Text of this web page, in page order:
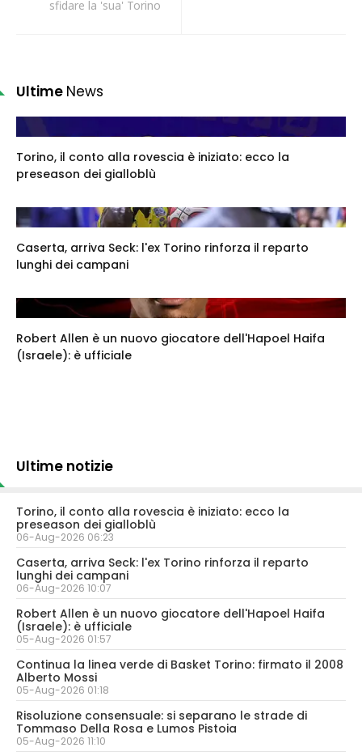
sfidare la 'sua' Torino
Ultime News
Torino, il conto alla rovescia è iniziato: ecco la
preseason dei gialloblù
Caserta, arriva Seck: l'ex Torino rinforza il reparto
lunghi dei campani
Robert Allen è un nuovo giocatore dell'Hapoel Haifa
(Israele): è ufficiale
Ultime notizie
Torino, il conto alla rovescia è iniziato: ecco la
preseason dei gialloblù
06-Aug-2026 06:23
Caserta, arriva Seck: l'ex Torino rinforza il reparto
lunghi dei campani
06-Aug-2026 10:07
Robert Allen è un nuovo giocatore dell'Hapoel Haifa
(Israele): è ufficiale
05-Aug-2026 01:57
Continua la linea verde di Basket Torino: firmato il 2008
Alberto Mossi
05-Aug-2026 01:18
Risoluzione consensuale: si separano le strade di
Tommaso Della Rosa e Lumos Pistoia
05-Aug-2026 11:10